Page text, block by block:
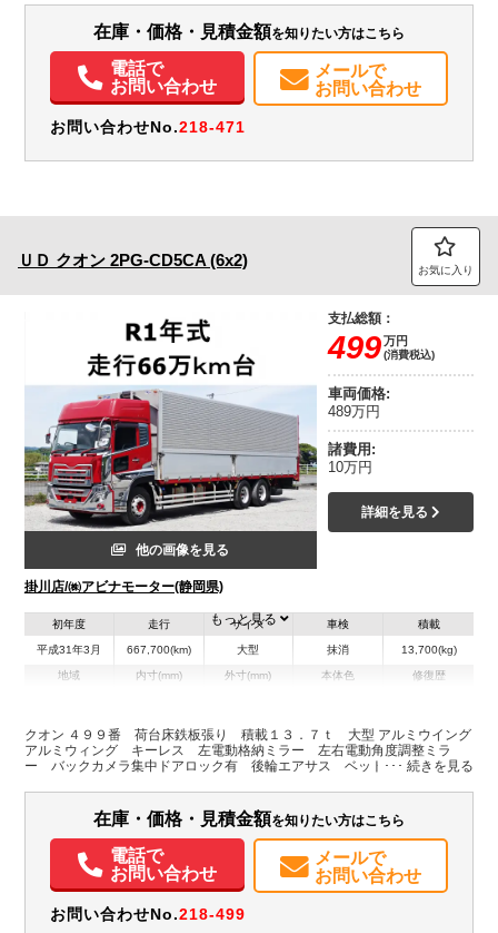
電動格納ミラー
バックモニター
在庫・価格・見積金額を知りたい方はこちら
電話で
お問い合わせ
メールで
お問い合わせ
お問い合わせNo.218-471
ＵＤ クオン 2PG-CD5CA (6x2) お気に入り
他の画像を見る
掛川店/㈱アビナモーター(静岡県)
支払総額：
499万円
(消費税込)
車両価格:
489万円
諸費用:
10万円
詳細を見る
初年度
平成31年3月
走行
667,700(km)
サイズ
大型
車検
抹消
積載
13,700(kg)
地域 内寸(mm)
H:2,470
外寸(mm)
H:3,750
本体色 修復歴
装備情報
電動格納ミラー
バックモニター
もっと見る
クオン ４９９番 荷台床鉄板張り 積載１３．７ｔ 大型 アルミウイング
アルミウィング キーレス 左電動格納ミラー 左右電動角度調整ミラ
ー バックカメラ集中ドアロック有 後輪エアサス ベット 車検証サイ
在庫・価格・見積金額を知りたい方はこちら
電話で
お問い合わせ
メールで
お問い合わせ
お問い合わせNo.218-499